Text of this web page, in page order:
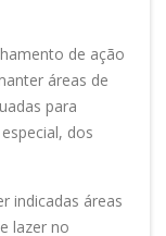
de ação
áreas de
para
dos
indicadas áreas
lazer no